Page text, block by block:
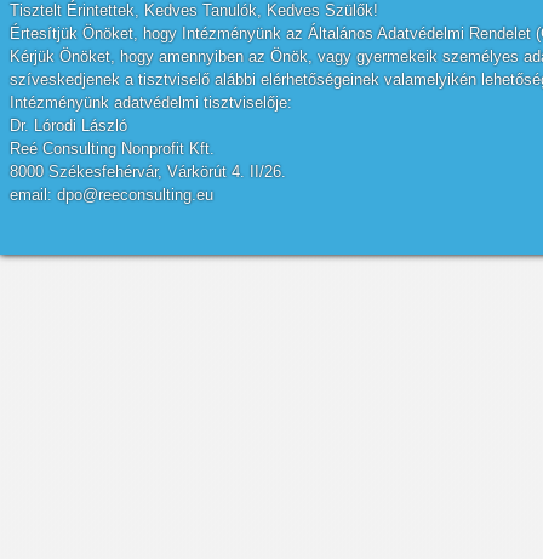
Tisztelt Érintettek, Kedves Tanulók, Kedves Szülők!
Értesítjük Önöket, hogy Intézményünk az Általános Adatvédelmi
Kérjük Önöket, hogy amennyiben az Önök, vagy gyermekeik személyes
szíveskedjenek a tisztviselő alábbi elérhetőségeinek valamelyikén
Intézményünk adatvédelmi tisztviselője:
Dr. Lórodi László
Reé Consulting Nonprofit Kft.
8000 Székesfehérvár, Várkörút 4. II/26.
email: dpo@reeconsulting.eu